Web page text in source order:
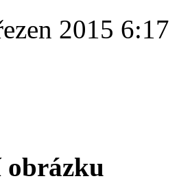
2015 6:17
obrázku